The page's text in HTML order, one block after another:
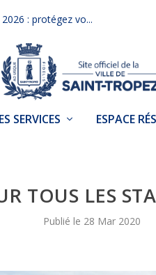
: protégez vo...
SERVICES ESPACE
TOUS LES
28 Mar 2020